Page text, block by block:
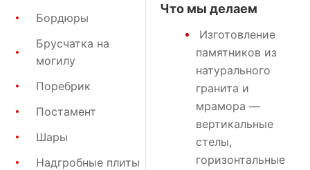
Бордюры
Брусчатка на
могилу
Поребрик
Постамент
Шары
Надгробные плиты
Что мы делаем
Изготовление
памятников из
натурального
гранита и
мрамора —
вертикальные
стелы,
горизонтальные